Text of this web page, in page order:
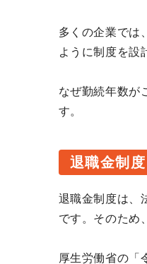
多くの企業では、
ように制度を設
なぜ勤続年数が
す。
退職金制
退職金制度は、
です。そのため
厚生労働省の「